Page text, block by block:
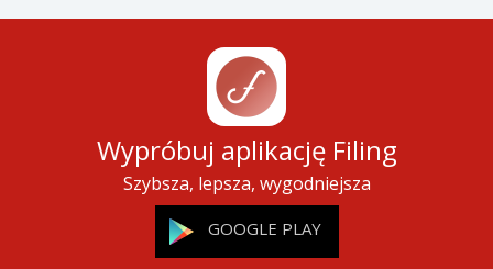
Wypróbuj aplikację Filing
Szybsza, lepsza, wygodniejsza
GOOGLE PLAY